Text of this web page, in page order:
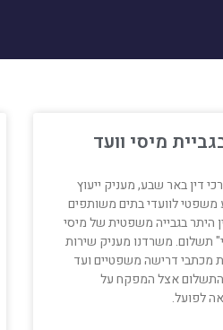
מיסי וועד
דין באר שבע, מעניק ייעוץ
משפטי לוועדי בתים משותפים
היתר בגבייה משפטית של מיסי
תשלום. משרדנו מעניק שירות
מכתבי דרישה משפטיים ועד
התשלום אצל המפקח על
לפועל.